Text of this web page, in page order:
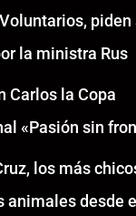
piden
la ministra Rus
Carlos la Copa
«Pasión sin
los más
animales desde